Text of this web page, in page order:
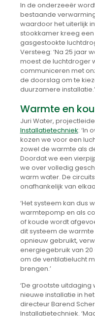
In de onderzeeër
bestaande
waardoor het uiterlijk
stookkamer kreeg
gasgestookte
Versteeg: ‘Na 25 jaar
moest de luchtdroger
communiceren met
de doorslag om te
duurzamere installatie.’
Warmte en
Juri Water,
Installatietechniek: ‘In
kozen we voor een
zowel de warmte als
Doordat we een
we over volledig
warm water. De
onafhankelijk van
‘Het systeem kan dus
warmtepomp en als
of koude wordt
dit systeem de
opnieuw gebruikt,
energiegebruik van 20
om de ventilatielucht
brengen.’
‘De grootste
nieuwe installatie in
directeur Barend
Installatietechniek.